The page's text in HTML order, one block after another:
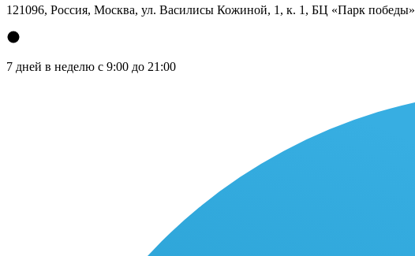
121096, Россия, Москва, ул. Василисы Кожиной, 1, к. 1, БЦ «Парк победы»
7 дней в неделю с 9:00 до 21:00